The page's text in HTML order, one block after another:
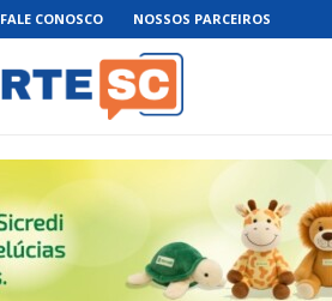
FALE CONOSCO NOSSOS PARCEIROS